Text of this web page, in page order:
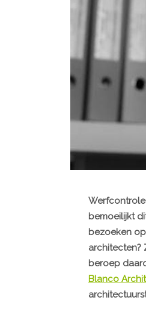
bemoeilijkt
bezoeken
architecten?
beroep
Blanco